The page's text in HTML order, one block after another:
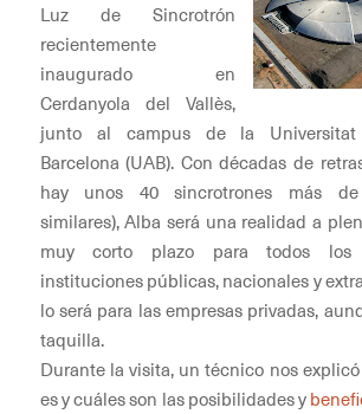
Luz de Sincrotrón
recientemente
inaugurado en
Cerdanyola del Vallès,
junto al campus de la
Barcelona (UAB). Con décadas de
hay unos 40 sincrotrones más de
similares), Alba será una realidad a
muy corto plazo para todos los
instituciones públicas, nacionales y
lo será para las empresas privadas,
taquilla.
Durante la visita, un técnico nos
es y cuáles son las posibilidades y